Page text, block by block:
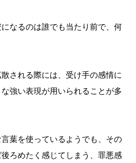
なるのは誰でも当たり前で、何
される際には、受け手の感情に
強い表現が用いられることが多
葉を使っているようでも、その
ろめたく感じてしまう、罪悪感